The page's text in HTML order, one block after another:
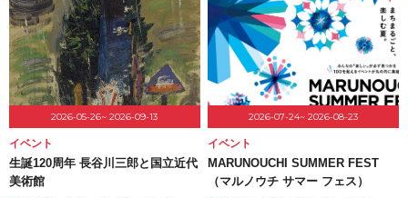
2026-05-26~ 2026-09-13
イベント
生誕120周年 長谷川三郎と国立近代
美術館
2026-07-24~ 2026-08-23
イベント
MARUNOUCHI SUMMER FEST
（マルノウチ サマー フェス）